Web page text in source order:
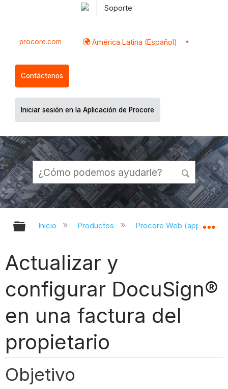
Soporte
procore.com América Latina (Español)
Contáctenos
Iniciar sesión en la Aplicación de Procore
Expandir/contraer jerarquía global
Inicio Productos Procore Web
Actualizar y
configurar DocuSign®
en una factura del
propietario
Objetivo